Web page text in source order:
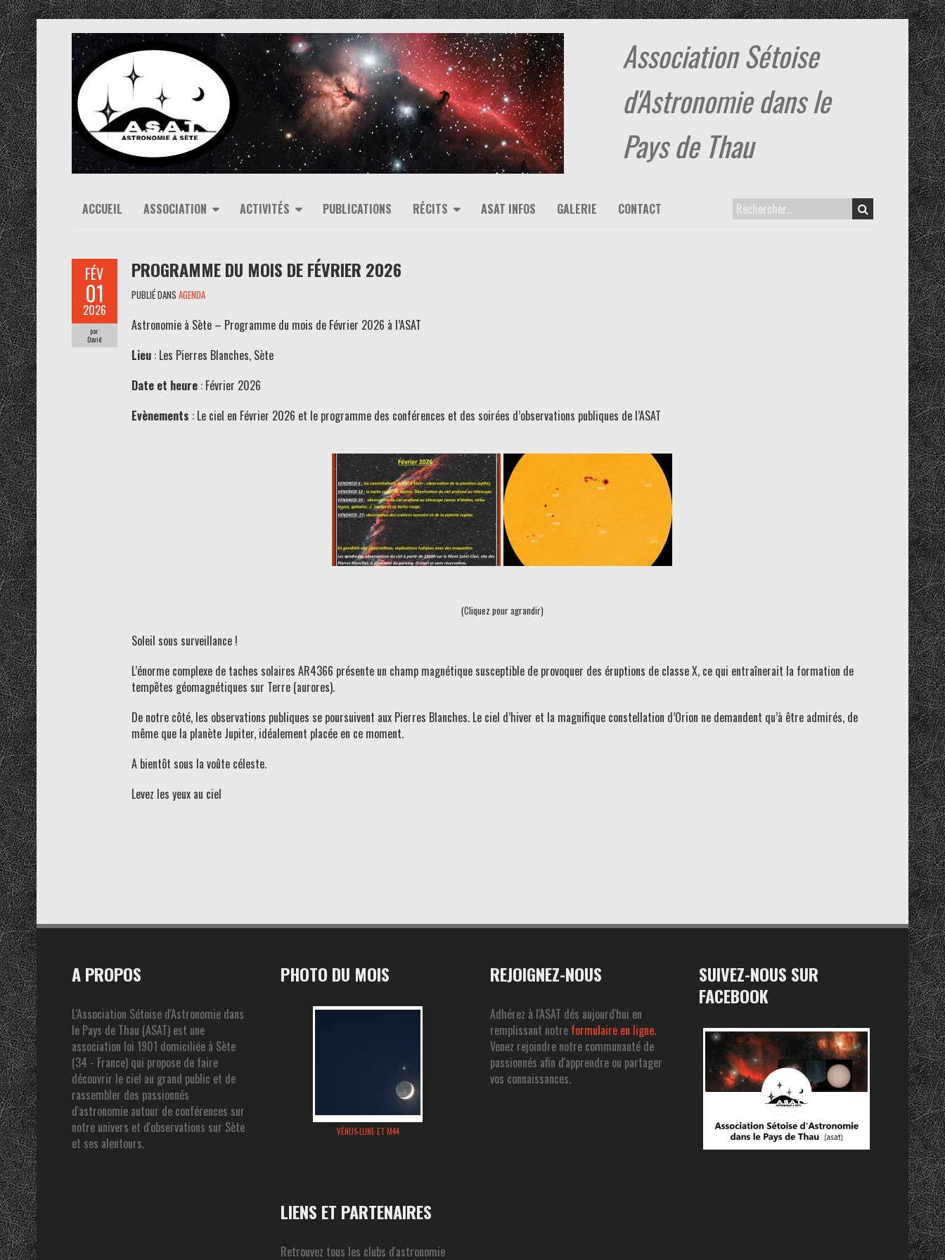
Association Sétoise
d'Astronomie dans le
Pays de Thau
ACCUEIL ASSOCIATION ACTIVITÉS PUBLICATIONS RÉCITS ASAT INFOS GALERIE CONTACT
FÉV
01
2026
par
David
PROGRAMME DU MOIS DE FÉVRIER 2026
PUBLIÉ DANS AGENDA
Astronomie à Sète – Programme du mois de Février 2026 à l’ASAT
Lieu : Les Pierres Blanches, Sète
Date et heure: Février 2026
Evènements : Le ciel en Février 2026 et le programme des conférences et des soirées d’observations publiques de l’ASAT
(Cliquez pour agrandir)
Soleil sous surveillance !
L’énorme complexe de taches solaires AR4366 présente un champ magnétique susceptible de provoquer des éruptions de classe X, ce qui entraînerait la formation de
tempêtes géomagnétiques sur Terre (aurores).
De notre côté, les observations publiques se poursuivent aux Pierres Blanches. Le ciel d’hiver et la magnifique constellation d’Orion ne demandent qu’à être admirés, de
même que la planète Jupiter, idéalement placée en ce moment.
A bientôt sous la voûte céleste.
Levez les yeux au ciel
A PROPOS
L'Association Sétoise d'Astronomie dans
le Pays de Thau (ASAT) est une
association loi 1901 domiciliée à Sète
(34 - France) qui propose de faire
découvrir le ciel au grand public et de
rassembler des passionnés
d'astronomie autour de conférences sur
notre univers et d'observations sur Sète
et ses alentours.
PHOTO DU MOIS
VÉNUS-LUNE ET M44
REJOIGNEZ-NOUS
Adhérez à l'ASAT dés aujourd'hui en
remplissant notre formulaire en ligne.
Venez rejoindre notre communauté de
passionnés afin d'apprendre ou partager
vos connaissances.
SUIVEZ-NOUS SUR
FACEBOOK
LIENS ET PARTENAIRES
Retrouvez tous les clubs d'astronomie